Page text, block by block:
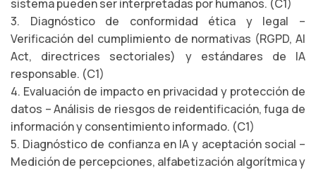
sistema pueden ser interpretadas por humanos. (C1)
3. Diagnóstico de conformidad ética y legal –
Verificación del cumplimiento de normativas (RGPD, AI
Act, directrices sectoriales) y estándares de IA
responsable. (C1)
4. Evaluación de impacto en privacidad y protección de
datos – Análisis de riesgos de reidentificación, fuga de
información y consentimiento informado. (C1)
5. Diagnóstico de confianza en IA y aceptación social –
Medición de percepciones, alfabetización algorítmica y